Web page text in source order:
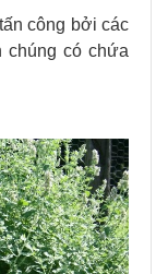
công bởi các
chúng có chứa